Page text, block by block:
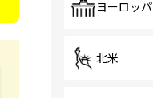
ヨーロッパ
北米